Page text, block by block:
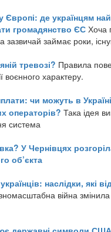
Європі: де українцям
громадянство ЄС Хоча
зазвичай займає роки,
тревозі? Правила
воєнного характеру.
чи можуть в
операторів? Така ідея
система
У Чернівцях
об’єкта
наслідки, які
війна